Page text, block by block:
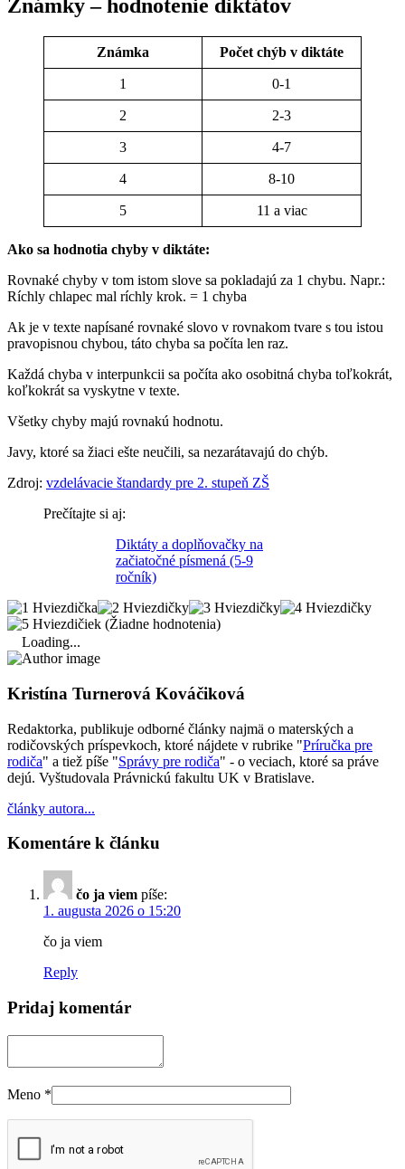
Známky – hodnotenie diktátov
Známka Počet chýb v diktáte
1 0-1
2 2-3
3 4-7
4 8-10
5 11 a viac
Ako sa hodnotia chyby v diktáte:
Rovnaké chyby v tom istom slove sa pokladajú za 1 chybu. Napr.:
Ríchly chlapec mal ríchly krok. = 1 chyba
Ak je v texte napísané rovnaké slovo v rovnakom tvare s tou istou
pravopisnou chybou, táto chyba sa počíta len raz.
Každá chyba v interpunkcii sa počíta ako osobitná chyba toľkokrát,
koľkokrát sa vyskytne v texte.
Všetky chyby majú rovnakú hodnotu.
Javy, ktoré sa žiaci ešte neučili, sa nezarátavajú do chýb.
Zdroj: vzdelávacie štandardy pre 2. stupeň ZŠ
Prečítajte si aj:
Diktáty a doplňovačky na
začiatočné písmená (5-9
ročník)
(Žiadne hodnotenia)
Loading...
Kristína Turnerová Kováčiková
Redaktorka, publikuje odborné články najmä o materských a
rodičovských príspevkoch, ktoré nájdete v rubrike "Príručka pre
rodiča" a tiež píše "Správy pre rodiča" - o veciach, ktoré sa práve
dejú. Vyštudovala Právnickú fakultu UK v Bratislave.
články autora...
Komentáre k článku
čo ja viem píše:
1. augusta 2026 o 15:20
čo ja viem
Reply
Pridaj komentár
Meno *